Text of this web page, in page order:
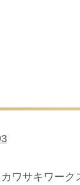
ワサキワーク